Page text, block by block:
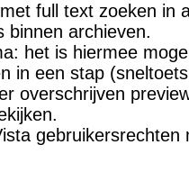
full text zoeken in
binnen archieven.
het is hiermee
in een stap
overschrijven
gebruikersrechten